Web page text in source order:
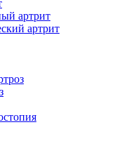
артрит
артрит